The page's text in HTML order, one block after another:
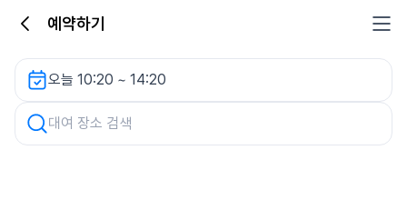
예약하기
오늘 10:20 ~ 14:20
GS더프레시 울산구영점 렌터카